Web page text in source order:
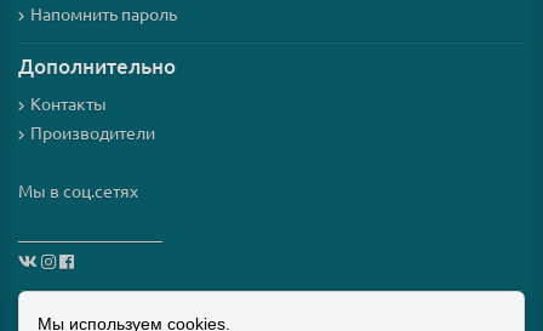
Напомнить пароль
Дополнительно
Контакты
Производители
Мы в соц.сетях
_________________
Схема проезда
Мы используем cookies.